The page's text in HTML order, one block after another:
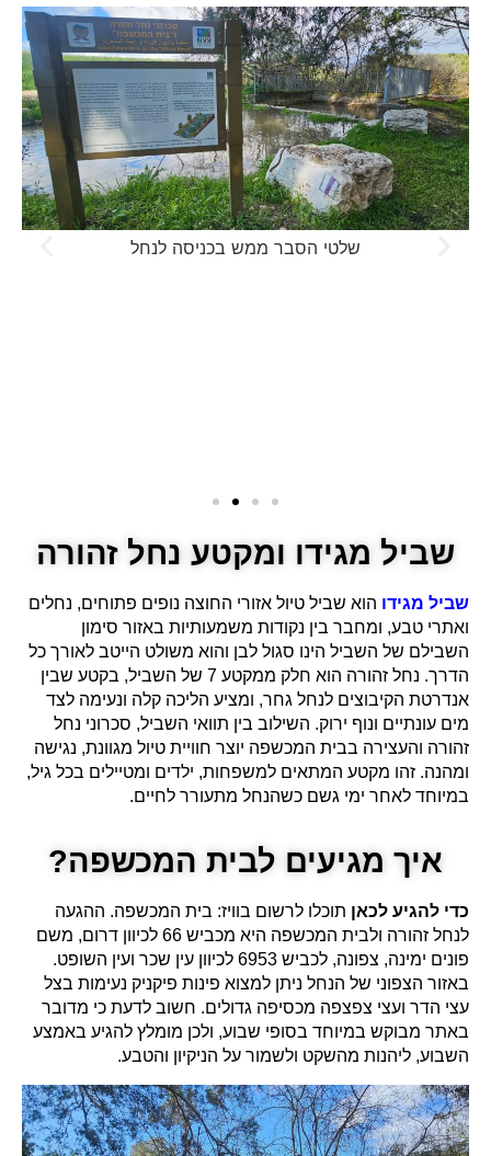
שלטי הסבר ממש בכניסה לנחל
שביל מגידו ומקטע נחל זהורה
שביל מגידו הוא שביל טיול אזורי החוצה נופים פתוחים, נחלים
ואתרי טבע, ומחבר בין נקודות משמעותיות באזור סימון
השבילם של השביל הינו סגול לבן והוא משולט הייטב לאורך כל
הדרך. נחל זהורה הוא חלק ממקטע 7 של השביל, בקטע שבין
אנדרטת הקיבוצים לנחל גחר, ומציע הליכה קלה ונעימה לצד
מים עונתיים ונוף ירוק. השילוב בין תוואי השביל, סכרוני נחל
זהורה והעצירה בבית המכשפה יוצר חוויית טיול מגוונת, נגישה
ומהנה. זהו מקטע המתאים למשפחות, ילדים ומטיילים בכל גיל,
במיוחד לאחר ימי גשם כשהנחל מתעורר לחיים.
איך מגיעים לבית המכשפה?
כדי להגיע לכאן תוכלו לרשום בוויז: בית המכשפה. ההגעה
לנחל זהורה ולבית המכשפה היא מכביש 66 לכיוון דרום, משם
פונים ימינה, צפונה, לכביש 6953 לכיוון עין שכר ועין השופט.
באזור הצפוני של הנחל ניתן למצוא פינות פיקניק נעימות בצל
עצי הדר ועצי צפצפה מכסיפה גדולים. חשוב לדעת כי מדובר
באתר מבוקש במיוחד בסופי שבוע, ולכן מומלץ להגיע באמצע
השבוע, ליהנות מהשקט ולשמור על הניקיון והטבע.